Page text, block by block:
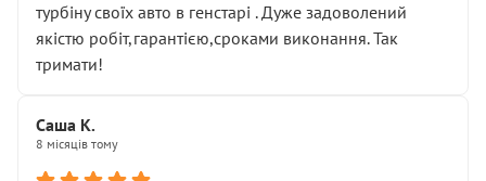
турбіну своїх авто в генстарі . Дуже задоволений
якістю робіт,гарантією,сроками виконання. Так
тримати!
Саша К.
8 місяців тому